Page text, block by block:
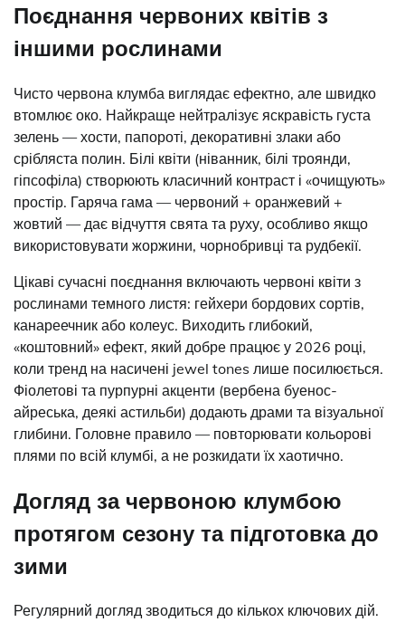
Поєднання червоних квітів з
іншими рослинами
Чисто червона клумба виглядає ефектно, але швидко
втомлює око. Найкраще нейтралізує яскравість густа
зелень — хости, папороті, декоративні злаки або
срібляста полин. Білі квіти (ніванник, білі троянди,
гіпсофіла) створюють класичний контраст і «очищують»
простір. Гаряча гама — червоний + оранжевий +
жовтий — дає відчуття свята та руху, особливо якщо
використовувати жоржини, чорнобривці та рудбекії.
Цікаві сучасні поєднання включають червоні квіти з
рослинами темного листя: гейхери бордових сортів,
канареечник або колеус. Виходить глибокий,
«коштовний» ефект, який добре працює у 2026 році,
коли тренд на насичені jewel tones лише посилюється.
Фіолетові та пурпурні акценти (вербена буенос-
айреська, деякі астильби) додають драми та візуальної
глибини. Головне правило — повторювати кольорові
плями по всій клумбі, а не розкидати їх хаотично.
Догляд за червоною клумбою
протягом сезону та підготовка до
зими
Регулярний догляд зводиться до кількох ключових дій.